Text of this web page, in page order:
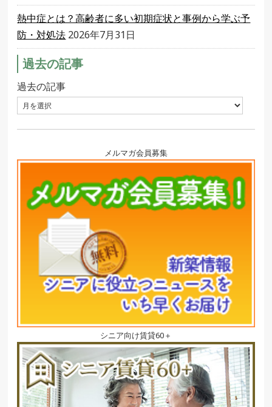
熱中症とは？高齢者に多い初期症状と事例から学ぶ予
防・対処法 2026年7月31日
過去の記事
過去の記事
メルマガ会員募集
シニア向け賃貸60＋